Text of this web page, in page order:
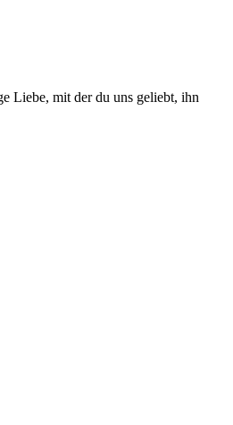
Liebe, mit der du uns geliebt, ihn